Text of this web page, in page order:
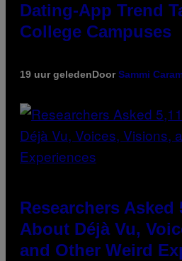
Dating-App Trend
College Campuses
19 uur geledenDoorSammi
Researchers Asked
About Déjà Vu,
and Other Weird